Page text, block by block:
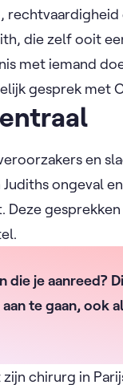
die zelf ooit
met iemand
gesprek met
en
ongeval
je aanreed?
te gaan, ook
chirurg in